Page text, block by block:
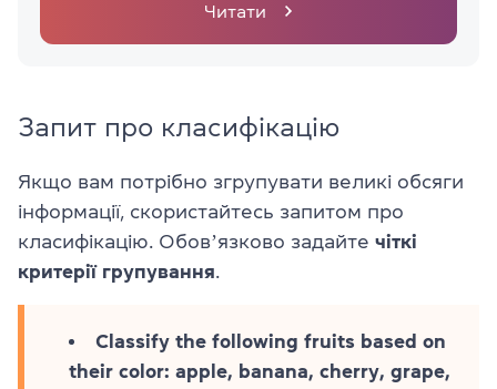
Читати
Запит про класифікацію
Якщо вам потрібно згрупувати великі обсяги
інформації, скористайтесь запитом про
класифікацію. Обовʼязково задайте чіткі
критерії групування.
Classify the following fruits based on
their color: apple, banana, cherry, grape,